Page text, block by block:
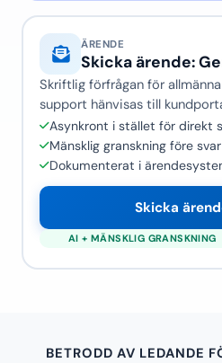
ÄRENDE
Skicka ärende:
Skriftlig förfrågan för
support hänvisas till
Asynkront i stället för direkt
Mänsklig granskning före svar
Dokumenterat i
Skicka
BETRODD AV LEDANDE